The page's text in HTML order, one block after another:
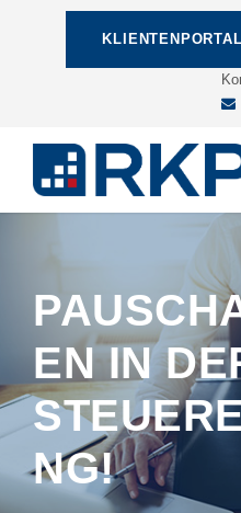
KLIENTENPORTAL
EN IN
NG!